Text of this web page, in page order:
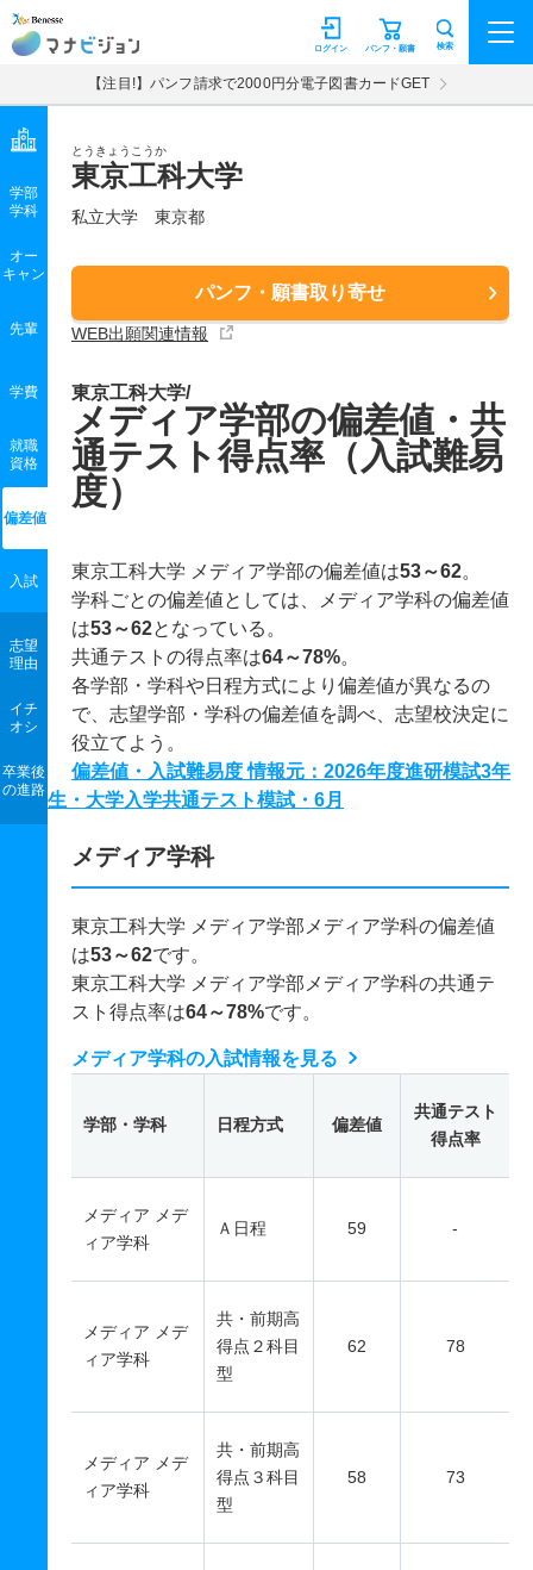
マナビジョン パンフ・願書
ログイン 検索
【注目!】パンフ請求で2000円分電子図書カードGET
とうきょうこうか
東京工科大学
私立大学 東京都
パンフ・願書取り寄せ
WEB出願関連情報
学部
学科
オー
キャン
先輩
学費
就職
資格
偏差値
入試
志望
理由
イチ
オシ
卒業後
の進路
東京工科大学/
メディア学部の偏差値・共
通テスト得点率（入試難易
度）
東京工科大学 メディア学部の偏差値は53～62。
学科ごとの偏差値としては、メディア学科の偏差値
は53～62となっている。
共通テストの得点率は64～78%。
各学部・学科や日程方式により偏差値が異なるの
で、志望学部・学科の偏差値を調べ、志望校決定に
役立てよう。
偏差値・入試難易度 情報元：2026年度進研模試3年
生・大学入学共通テスト模試・6月
メディア学科
東京工科大学 メディア学部メディア学科の偏差値
は53～62です。
東京工科大学 メディア学部メディア学科の共通テ
スト得点率は64～78%です。
メディア学科の入試情報を見る
学部・学科 日程方式 偏差値
共通テスト
得点率
メディア メデ
ィア学科
Ａ日程 59 -
メディア メデ
ィア学科
共・前期高
得点２科目
型
62 78
メディア メデ
ィア学科
共・前期高
得点３科目
型
58 73